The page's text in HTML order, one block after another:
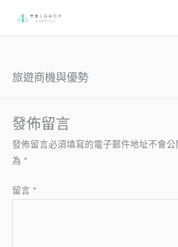
旅遊商機與優勢
發佈留言
發佈留言必須填寫的電子郵件地址不會公
為 *
留言 *